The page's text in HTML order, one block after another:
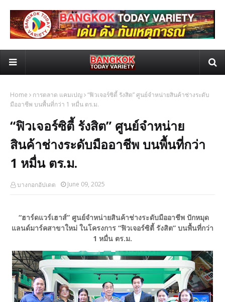
Home การตลาด แคมเปญ “ฟิวเจอร์ซิตี้ รังสิต” ศูนย์จำหน่ายสินค้าช่างระดับ
มืออาชีพ บนพื้นที่กว่า 1 หมื่น ตร.ม.
“ฟิวเจอร์ซิตี้ รังสิต” ศูนย์จำหน่าย
สินค้าช่างระดับมืออาชีพ บนพื้นที่กว่า
1 หมื่น ตร.ม.
บางกอกอัปเดต June 09, 2025
“ฮาร์ดแวร์เฮาส์” ศูนย์จำหน่ายสินค้าช่างระดับมืออาชีพ ปักหมุด
แลนด์มาร์คสาขาใหม่ ในโครงการ “ฟิวเจอร์ซิตี้ รังสิต” บนพื้นที่กว่า
1 หมื่น ตร.ม.